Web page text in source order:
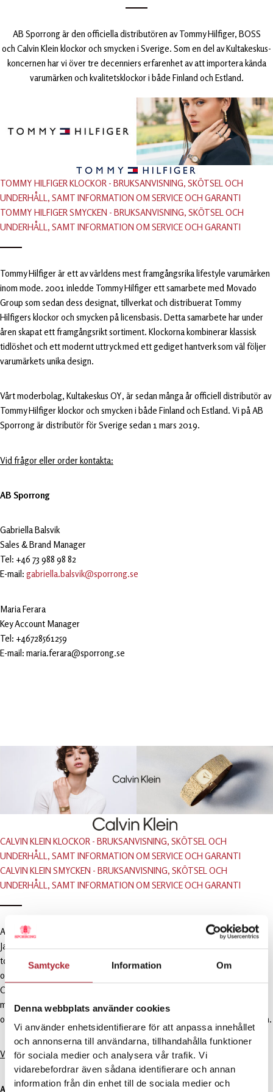
Samtycke Information Om
Denna webbplats använder cookies
Vi använder enhetsidentifierare för att anpassa innehållet
och annonserna till användarna, tillhandahålla funktioner
för sociala medier och analysera vår trafik. Vi
vidarebefordrar även sådana identifierare och annan
information från din enhet till de sociala medier och
AB Sporrong är den officiella distributören av Tommy Hilfiger, BOSS
och Calvin Klein klockor och smycken i Sverige. Som en del av Kultakeskus-
koncernen har vi över tre decenniers erfarenhet av att importera kända
varumärken och kvalitetsklockor i både Finland och Estland.
TOMMY HILFIGER KLOCKOR - BRUKSANVISNING, SKÖTSEL OCH
UNDERHÅLL, SAMT INFORMATION OM SERVICE OCH GARANTI
TOMMY HILFIGER SMYCKEN - BRUKSANVISNING, SKÖTSEL OCH
UNDERHÅLL, SAMT INFORMATION OM SERVICE OCH GARANTI
Tommy Hilfiger är ett av världens mest framgångsrika lifestyle varumärken
inom mode. 2001 inledde Tommy Hilfiger ett samarbete med Movado
Group som sedan dess designat, tillverkat och distribuerat Tommy
Hilfigers klockor och smycken på licensbasis. Detta samarbete har under
åren skapat ett framgångsrikt sortiment. Klockorna kombinerar klassisk
tidlöshet och ett modernt uttryck med ett gediget hantverk som väl följer
varumärkets unika design.
Vårt moderbolag, Kultakeskus OY, är sedan många år officiell distributör av
Tommy Hilfiger klockor och smycken i både Finland och Estland. Vi på AB
Sporrong är distributör för Sverige sedan 1 mars 2019.
Vid frågor eller order kontakta:
AB Sporrong
Gabriella Balsvik
Sales & Brand Manager
Tel: +46 73 988 98 82
E-mail: gabriella.balsvik@sporrong.se
Maria Ferara
Key Account Manager
Tel: +46728561259
E-mail: maria.ferara@sporrong.se
CALVIN KLEIN KLOCKOR - BRUKSANVISNING, SKÖTSEL OCH
UNDERHÅLL, SAMT INFORMATION OM SERVICE OCH GARANTI
CALVIN KLEIN SMYCKEN - BRUKSANVISNING, SKÖTSEL OCH
UNDERHÅLL, SAMT INFORMATION OM SERVICE OCH GARANTI
AB Sporrong tar över distributionen för Calvin Klein watches & jewelry.
Januari 2022 inledde Calvin Klein ett samarbete med Movado Group som
tog över det globala ansvaret för varumärket inklusive design, produktion
och distribution. I samband med detta blev vi på Sporrong distributör för
Calvin Klein i Sverige. Varumärket är ett av världens mest framgångsrika
mode varumärken med deras stilrena och minimalistiska design på klockor
och smycken. Deras design och rykte sträcker sig 50 år tillbaka i branschen.
Vid frågor eller order kontakta:
AB Sporrong